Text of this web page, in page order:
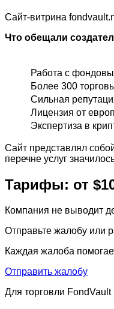
Сайт-витрина
Что обещали
Работа с
Более 300
Сильная
Лицензия от
Экспертиза в
Сайт представлял
перечне услуг
Тарифы: от
Компания не выводит
Отправьте жалобу или
Каждая жалоба
Отправить жалобу
Для торговли FondVault